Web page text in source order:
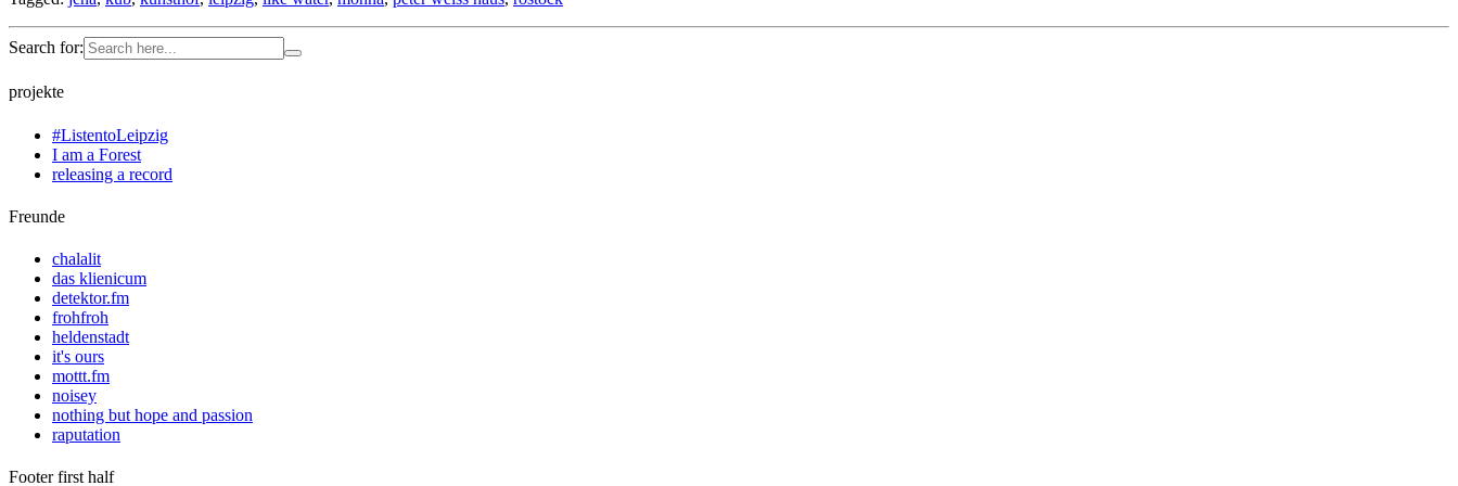
Search for:
projekte
#ListentoLeipzig
I am a Forest
releasing a record
Freunde
chalalit
das klienicum
detektor.fm
frohfroh
heldenstadt
it's ours
mottt.fm
noisey
nothing but hope and passion
raputation
Footer first half